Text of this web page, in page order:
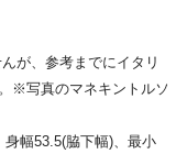
が、参考までにイタリ
※写真のマネキントルソ
幅53.5(脇下幅)、最小